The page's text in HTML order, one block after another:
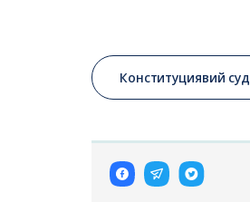
Конституциявий суд